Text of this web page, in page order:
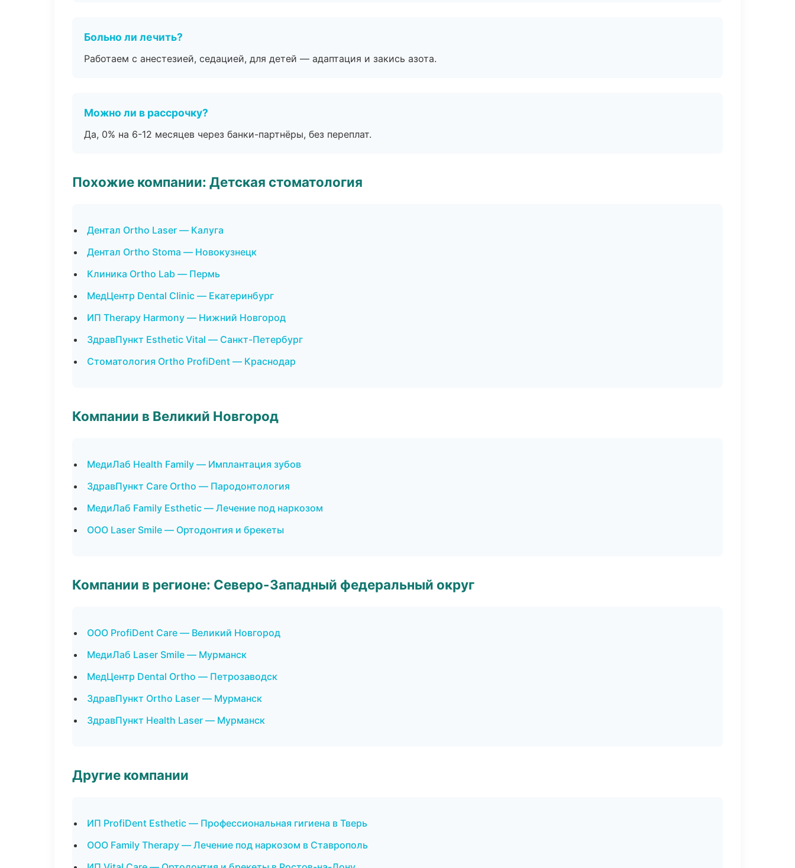
Больно ли лечить?
Работаем с анестезией, седацией, для детей — адаптация и закись азота.
Можно ли в рассрочку?
Да, 0% на 6-12 месяцев через банки-партнёры, без переплат.
Похожие компании: Детская стоматология
Дентал Ortho Laser — Калуга
Дентал Ortho Stoma — Новокузнецк
Клиника Ortho Lab — Пермь
МедЦентр Dental Clinic — Екатеринбург
ИП Therapy Harmony — Нижний Новгород
ЗдравПункт Esthetic Vital — Санкт-Петербург
Стоматология Ortho ProfiDent — Краснодар
Компании в Великий Новгород
МедиЛаб Health Family — Имплантация зубов
ЗдравПункт Care Ortho — Пародонтология
МедиЛаб Family Esthetic — Лечение под наркозом
ООО Laser Smile — Ортодонтия и брекеты
Компании в регионе: Северо-Западный федеральный округ
ООО ProfiDent Care — Великий Новгород
МедиЛаб Laser Smile — Мурманск
МедЦентр Dental Ortho — Петрозаводск
ЗдравПункт Ortho Laser — Мурманск
ЗдравПункт Health Laser — Мурманск
Другие компании
ИП ProfiDent Esthetic — Профессиональная гигиена в Тверь
ООО Family Therapy — Лечение под наркозом в Ставрополь